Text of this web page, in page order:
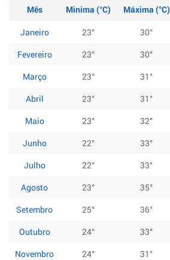
Mês Minima (°C) Máxima (°C)
Janeiro
23° 30°
Fevereiro
23° 30°
Março
23° 31°
Abril
23° 31°
Maio
23° 32°
Junho
22° 33°
Julho
22° 33°
Agosto
23° 35°
Setembro
25° 36°
Outubro
24° 33°
Novembro
24° 31°